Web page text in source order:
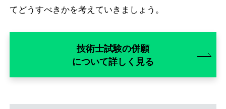
てどうすべきかを考えていきましょう。
技術士試験の併願
について詳しく見る